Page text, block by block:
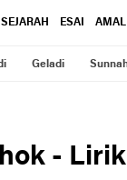
SEJARAH ESAI
Geladi
-